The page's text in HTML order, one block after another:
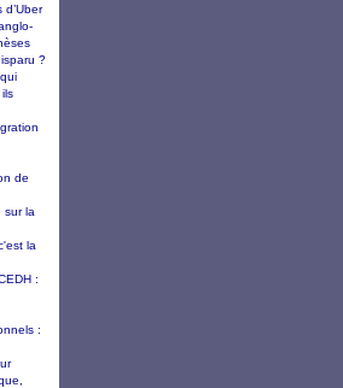
?
de
sur la
la
:
: